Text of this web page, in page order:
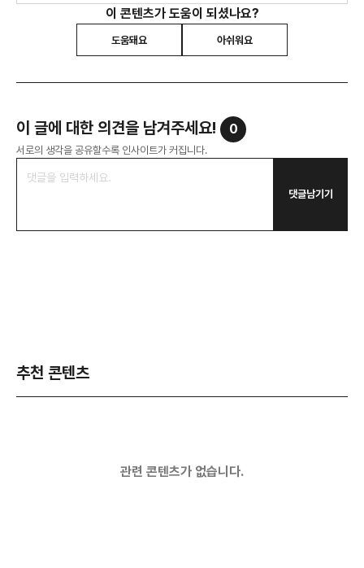
이 콘텐츠가 도움이 되셨나요?
도움돼요 아쉬워요
이 글에 대한 의견을 남겨주세요! 0
서로의 생각을 공유할수록 인사이트가 커집니다.
댓글남기기
추천 콘텐츠
관련 콘텐츠가 없습니다.